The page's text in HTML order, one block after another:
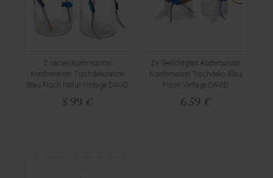
2 Vasen Kommunion
Konfirmation Tischdekoration
Blau Fisch Natur Vintage DAVID
8,99 €
2x Teelichtglas Kommunion
Konfirmation Tischdeko Blau
Fisch Vintage DAVID
6,59 €